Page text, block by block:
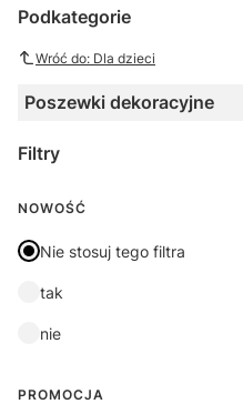
Podkategorie
Wróć do: Dla dzieci
Poszewki dekoracyjne
Filtry
NOWOŚĆ
Nie stosuj tego filtra
tak
nie
PROMOCJA